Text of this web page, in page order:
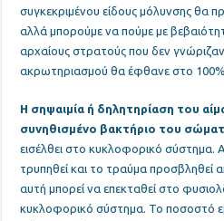
συγκεκριμένου είδους μόλυνσης θα
αλλά μπορούμε να πούμε με
αρχαίους στρατούς που δεν
ακρωτηριασμού θα έφθανε στο
Η σηψαιμία ή δηλητηρίαση του
συνηθισμένο βακτήριο του
εισέλθει στο κυκλοφορικό σύστημα.
τρυπηθεί και το τραύμα προσβληθεί
αυτή μπορεί να επεκταθεί στο
κυκλοφορικό σύστημα. Το ποσοστό